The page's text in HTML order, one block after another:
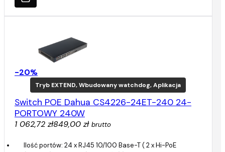
-20%
Tryb EXTEND, Wbudowany watchdog, Aplikacja
Switch POE Dahua CS4226-24ET-240 24-
PORTOWY 240W
1 062,72 zł849,00 zł brutto
Ilość portów: 24 x RJ45 10/100 Base-T ( 2 x Hi-PoE